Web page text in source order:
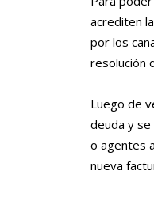
acrediten
por los
resolución
Luego de
deuda y se
o agentes
nueva